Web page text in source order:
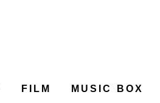
FILM MUSIC BOX